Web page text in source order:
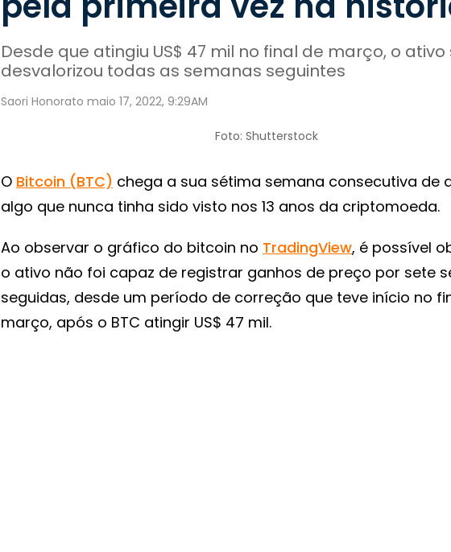
Desde que atingiu US$ 47 mil no final de março, o ativo
desvalorizou todas as semanas seguintes
Saori Honorato maio 17, 2022, 9:29AM
Foto: Shutterstock
O Bitcoin (BTC) chega a sua sétima semana consecutiva de
algo que nunca tinha sido visto nos 13 anos da criptomoeda.
Ao observar o gráfico do bitcoin no TradingView, é possível
o ativo não foi capaz de registrar ganhos de preço por sete
seguidas, desde um período de correção que teve início no
março, após o BTC atingir US$ 47 mil.